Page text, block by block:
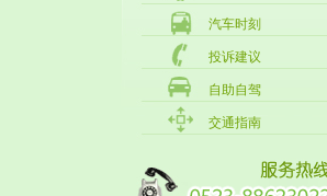
汽车时刻
投诉建议
自助自驾
交通指南